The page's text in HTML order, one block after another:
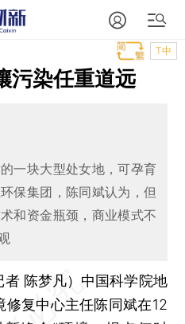
T中
污染任重道远
一块大型处女地，可孕育
保集团，陈同斌认为，但
和资金瓶颈，商业模式不
陈梦凡） 中国科学院地
复中心主任陈同斌在12